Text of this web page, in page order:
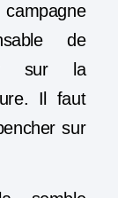
de
sur la
Il faut
sur